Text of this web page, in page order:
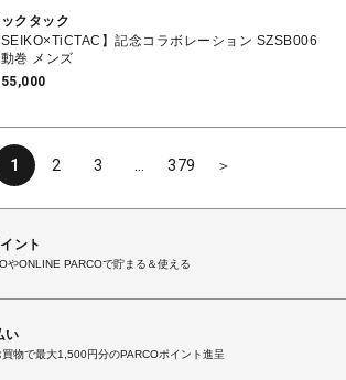
クタック
SEIKO×TiCTAC】記念コラボレーション SZSB006
巻 メンズ
55,000
1 2 3 379 ＞
ント
やONLINE PARCOで貯まる＆使える
い
物で最大1,500円分のPARCOポイント進呈